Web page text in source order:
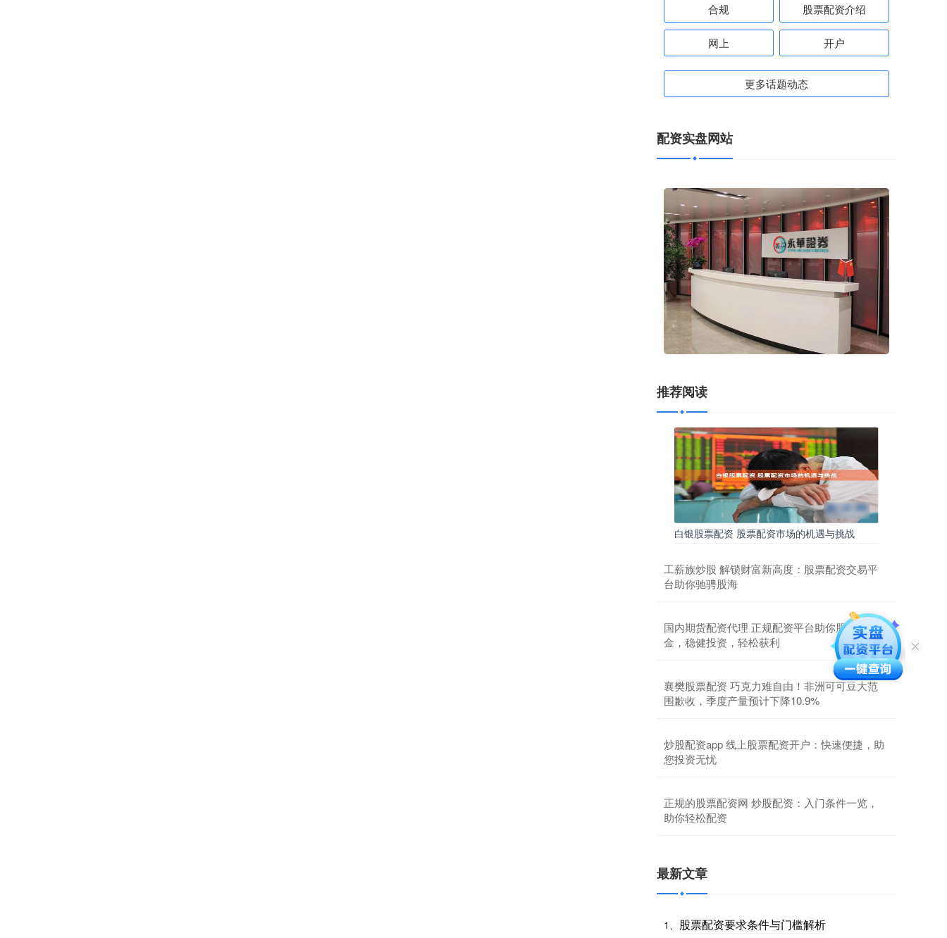
合规 股票配资介绍
网上 开户
更多话题动态
配资实盘网站
推荐阅读
白银股票配资 股票配资市场的机遇与挑战
工薪族炒股 解锁财富新高度：股票配资交易平
台助你驰骋股海
国内期货配资代理 正规配资平台助你股市掘
金，稳健投资，轻松获利
襄樊股票配资 巧克力难自由！非洲可可豆大范
围歉收，季度产量预计下降10.9%
炒股配资app 线上股票配资开户：快速便捷，助
您投资无忧
正规的股票配资网 炒股配资：入门条件一览，
助你轻松配资
最新文章
1、 股票配资要求条件与门槛解析